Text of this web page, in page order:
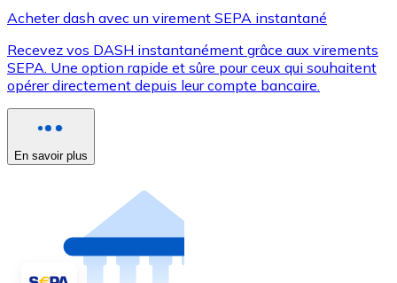
Acheter dash avec un virement SEPA instantané
Recevez vos DASH instantanément grâce aux virements
SEPA. Une option rapide et sûre pour ceux qui souhaitent
opérer directement depuis leur compte bancaire.
En savoir plus